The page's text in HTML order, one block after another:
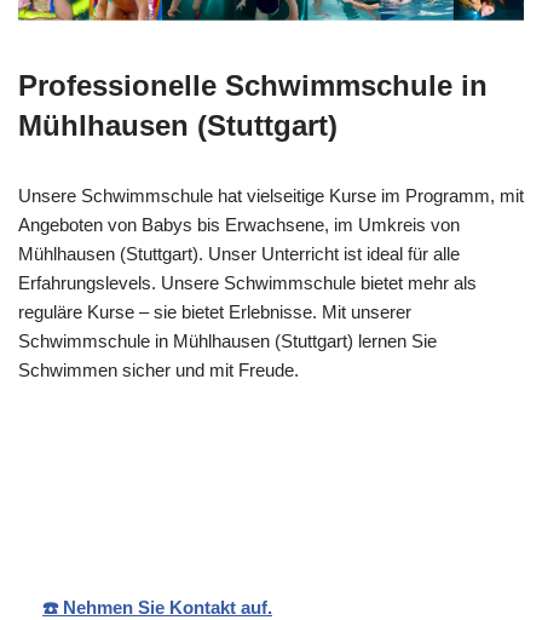
Professionelle Schwimmschule in
Mühlhausen (Stuttgart)
Unsere Schwimmschule hat vielseitige Kurse im Programm, mit
Angeboten von Babys bis Erwachsene, im Umkreis von
Mühlhausen (Stuttgart). Unser Unterricht ist ideal für alle
Erfahrungslevels. Unsere Schwimmschule bietet mehr als
reguläre Kurse – sie bietet Erlebnisse. Mit unserer
Schwimmschule in Mühlhausen (Stuttgart) lernen Sie
Schwimmen sicher und mit Freude.
☎️ Nehmen Sie Kontakt auf.